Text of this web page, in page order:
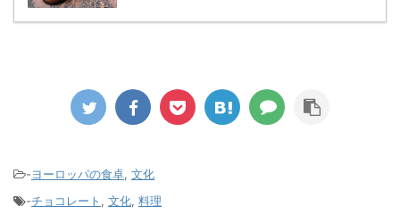
-ヨーロッパの食卓, 文化
-チョコレート , 文化, 料理